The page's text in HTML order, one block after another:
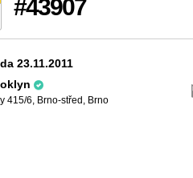
#43907
23.11.2011
415/6, Brno-střed, Brno